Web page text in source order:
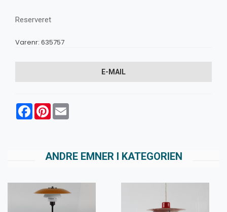
Reserveret
Varenr: 635757
E-MAIL
FacebookPinterest
ANDRE EMNER I KATEGORIEN